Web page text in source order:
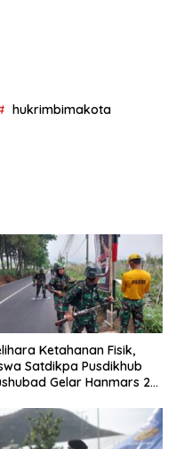
hukrimbimakota
Ketahanan Fisik,
Satdikpa Pusdikhub
Gelar Hanmars 25